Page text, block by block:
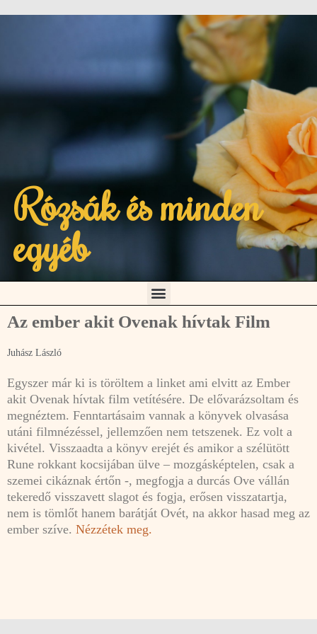
Rózsák és minden
egyéb
Az ember akit Ovenak hívtak Film
Juhász László
Egyszer már ki is töröltem a linket ami elvitt az Ember
akit Ovenak hívtak film vetítésére. De elővarázsoltam és
megnéztem. Fenntartásaim vannak a könyvek olvasása
utáni filmnézéssel, jellemzően nem tetszenek. Ez volt a
kivétel. Visszaadta a könyv erejét és amikor a szélütött
Rune rokkant kocsijában ülve – mozgásképtelen, csak a
szemei cikáznak értőn -, megfogja a durcás Ove vállán
tekeredő visszavett slagot és fogja, erősen visszatartja,
nem is tömlőt hanem barátját Ovét, na akkor hasad meg az
ember szíve. Nézzétek meg.